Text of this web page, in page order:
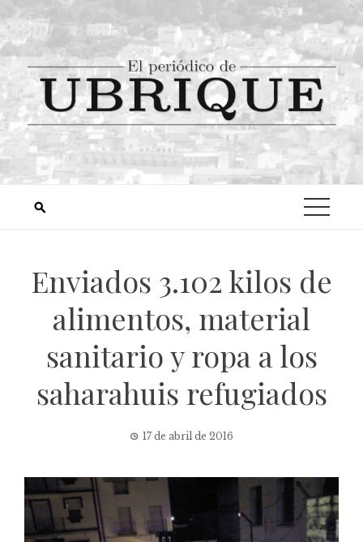
Enviados 3.102 kilos de
alimentos, material
sanitario y ropa a los
saharahuis refugiados
17 de abril de 2016